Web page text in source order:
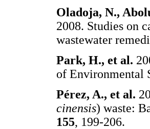
Oladoja, N.,
2008. Studies on
wastewater
Park, H., et al.
of Environmental
Pérez, A., et al.
cinensis) waste:
155, 199-206.